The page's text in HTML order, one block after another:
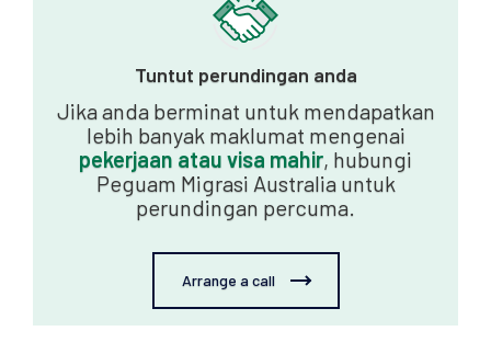
Tuntut perundingan anda
Jika anda berminat untuk mendapatkan
lebih banyak maklumat mengenai
pekerjaan atau visa mahir, hubungi
Peguam Migrasi Australia untuk
perundingan percuma.
Arrange a call